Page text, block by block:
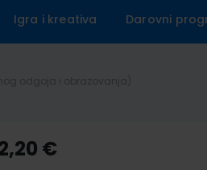
Igra i kreativa Darovni
€